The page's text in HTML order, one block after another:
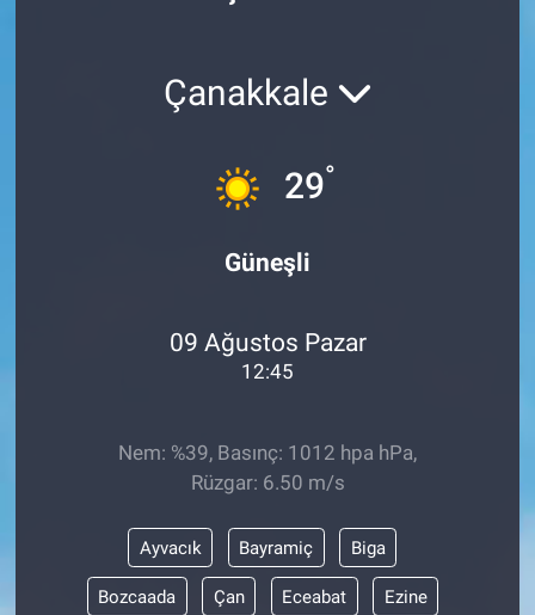
Çanakkale
29°
Güneşli
09 Ağustos Pazar
12:45
Nem: %39, Basınç: 1012 hpa hPa,
Rüzgar: 6.50 m/s
Ayvacık Bayramiç Biga
Bozcaada Çan Eceabat Ezine
Bilim ve Teknoloji